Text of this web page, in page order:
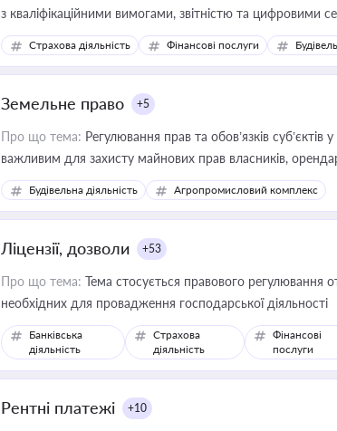
з кваліфікаційними вимогами, звітністю та цифровими
медійних змін у цій сфері корисне для власника
приватизації, оренди державного майна, корпоративних
Страхова діяльність Фінансові послуги
Земельне право +5
Про що тема: Регулювання прав та обов’язків
важливим для захисту майнових прав власників,
ресурсами
Будівельна діяльність Агропромисловий комплекс
Ліцензії, дозволи +53
Про що тема: Тема стосується правового регулювання
необхідних для провадження господарської діяльності
Банківська
діяльність
Страхова
діяльність
Фінансові
послуги
Рентні платежі +10